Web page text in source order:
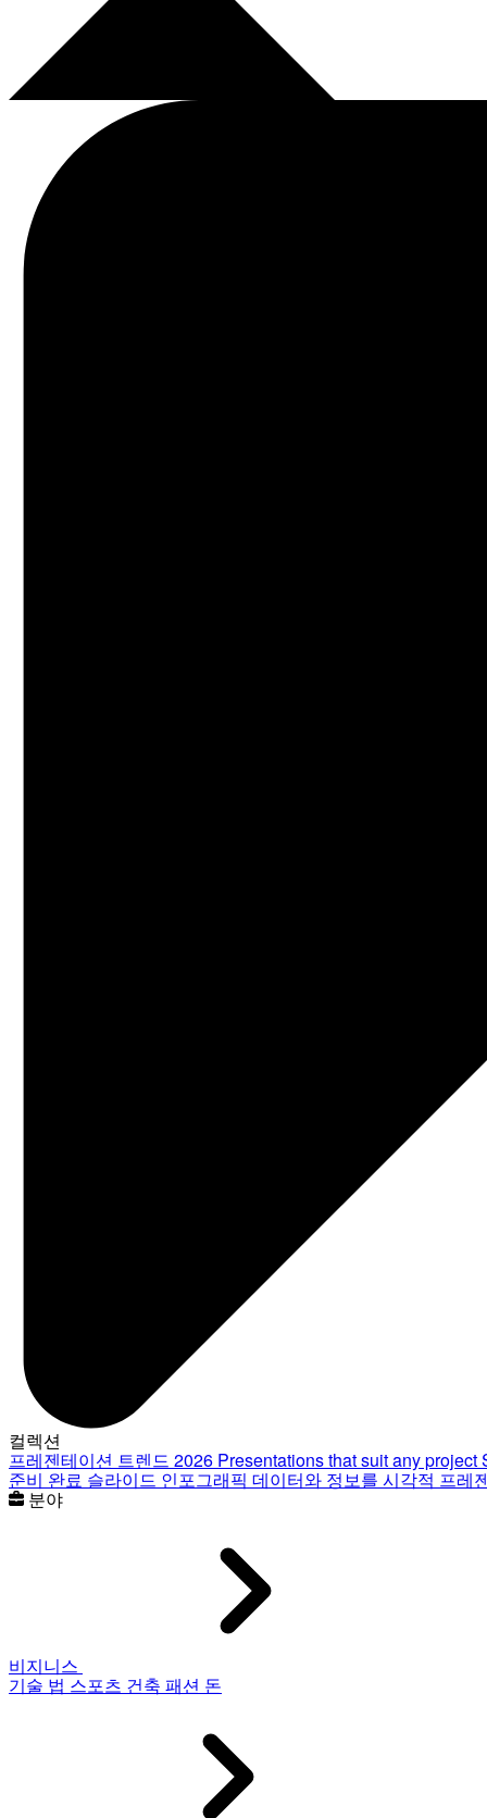
컬렉션
프레젠테이션 트렌드 2026 Presentations that suit any project
준비 완료 슬라이드 인포그래픽 데이터와 정보를 시각적 프레
분야
비지니스
기술 법 스포츠 건축 패션 돈